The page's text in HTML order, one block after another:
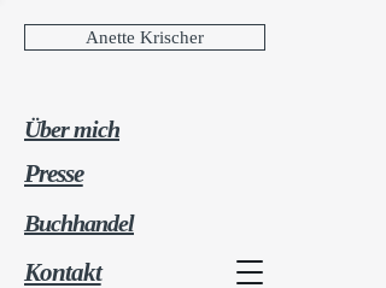
Anette Krischer
Presse
Kontakt
Über mich
Buchhandel